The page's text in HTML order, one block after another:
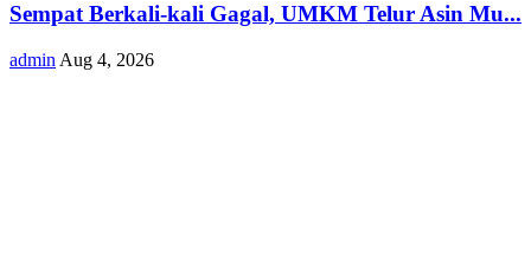
Sempat Berkali-kali Gagal, UMKM Telur Asin Mu...
admin Aug 4, 2026